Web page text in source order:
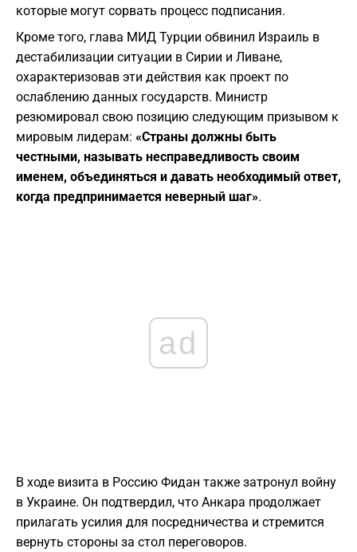
которые могут сорвать процесс подписания.
​Кроме того, глава МИД Турции обвинил Израиль в
дестабилизации ситуации в Сирии и Ливане,
охарактеризовав эти действия как проект по
ослаблению данных государств. Министр
резюмировал свою позицию следующим призывом к
мировым лидерам: «Страны должны быть
честными, называть несправедливость своим
именем, объединяться и давать необходимый ответ,
когда предпринимается неверный шаг».
ad
​В ходе визита в Россию Фидан также затронул войну
в Украине. Он подтвердил, что Анкара продолжает
прилагать усилия для посредничества и стремится
вернуть стороны за стол переговоров.